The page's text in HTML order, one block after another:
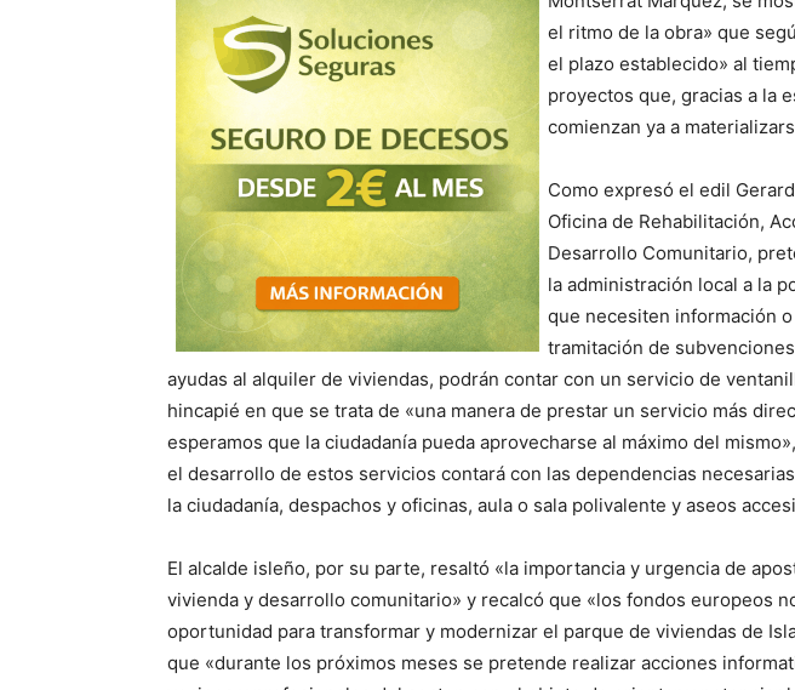
el ritmo de la obra» que
el plazo establecido» al
proyectos que, gracias a la
comienzan ya a
Como expresó el edil
Oficina de Rehabilitación,
Desarrollo Comunitario,
la administración local a la
que necesiten información
tramitación de
ayudas al alquiler de viviendas, podrán contar con un servicio de
hincapié en que se trata de «una manera de prestar un servicio más
esperamos que la ciudadanía pueda aprovecharse al máximo del
el desarrollo de estos servicios contará con las dependencias
la ciudadanía, despachos y oficinas, aula o sala polivalente y aseos
El alcalde isleño, por su parte, resaltó «la importancia y urgencia de
vivienda y desarrollo comunitario» y recalcó que «los fondos europeos
oportunidad para transformar y modernizar el parque de viviendas de
que «durante los próximos meses se pretende realizar acciones